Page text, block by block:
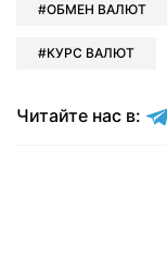
ОБМЕН ВАЛЮТ
КУРС ВАЛЮТ
Читайте нас в: